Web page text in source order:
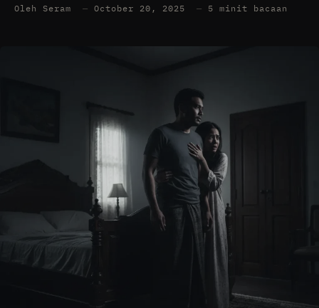
Oleh Seram — October 20, 2025 — 5 minit bacaan